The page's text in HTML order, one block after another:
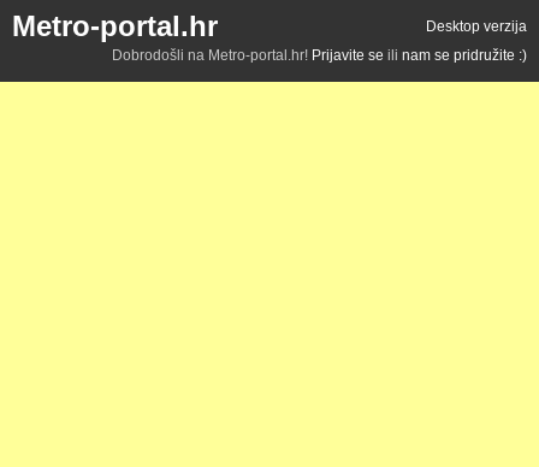
Metro-portal.hr
Desktop verzija
Dobrodošli na Metro-portal.hr! Prijavite se ili nam se pridružite :)